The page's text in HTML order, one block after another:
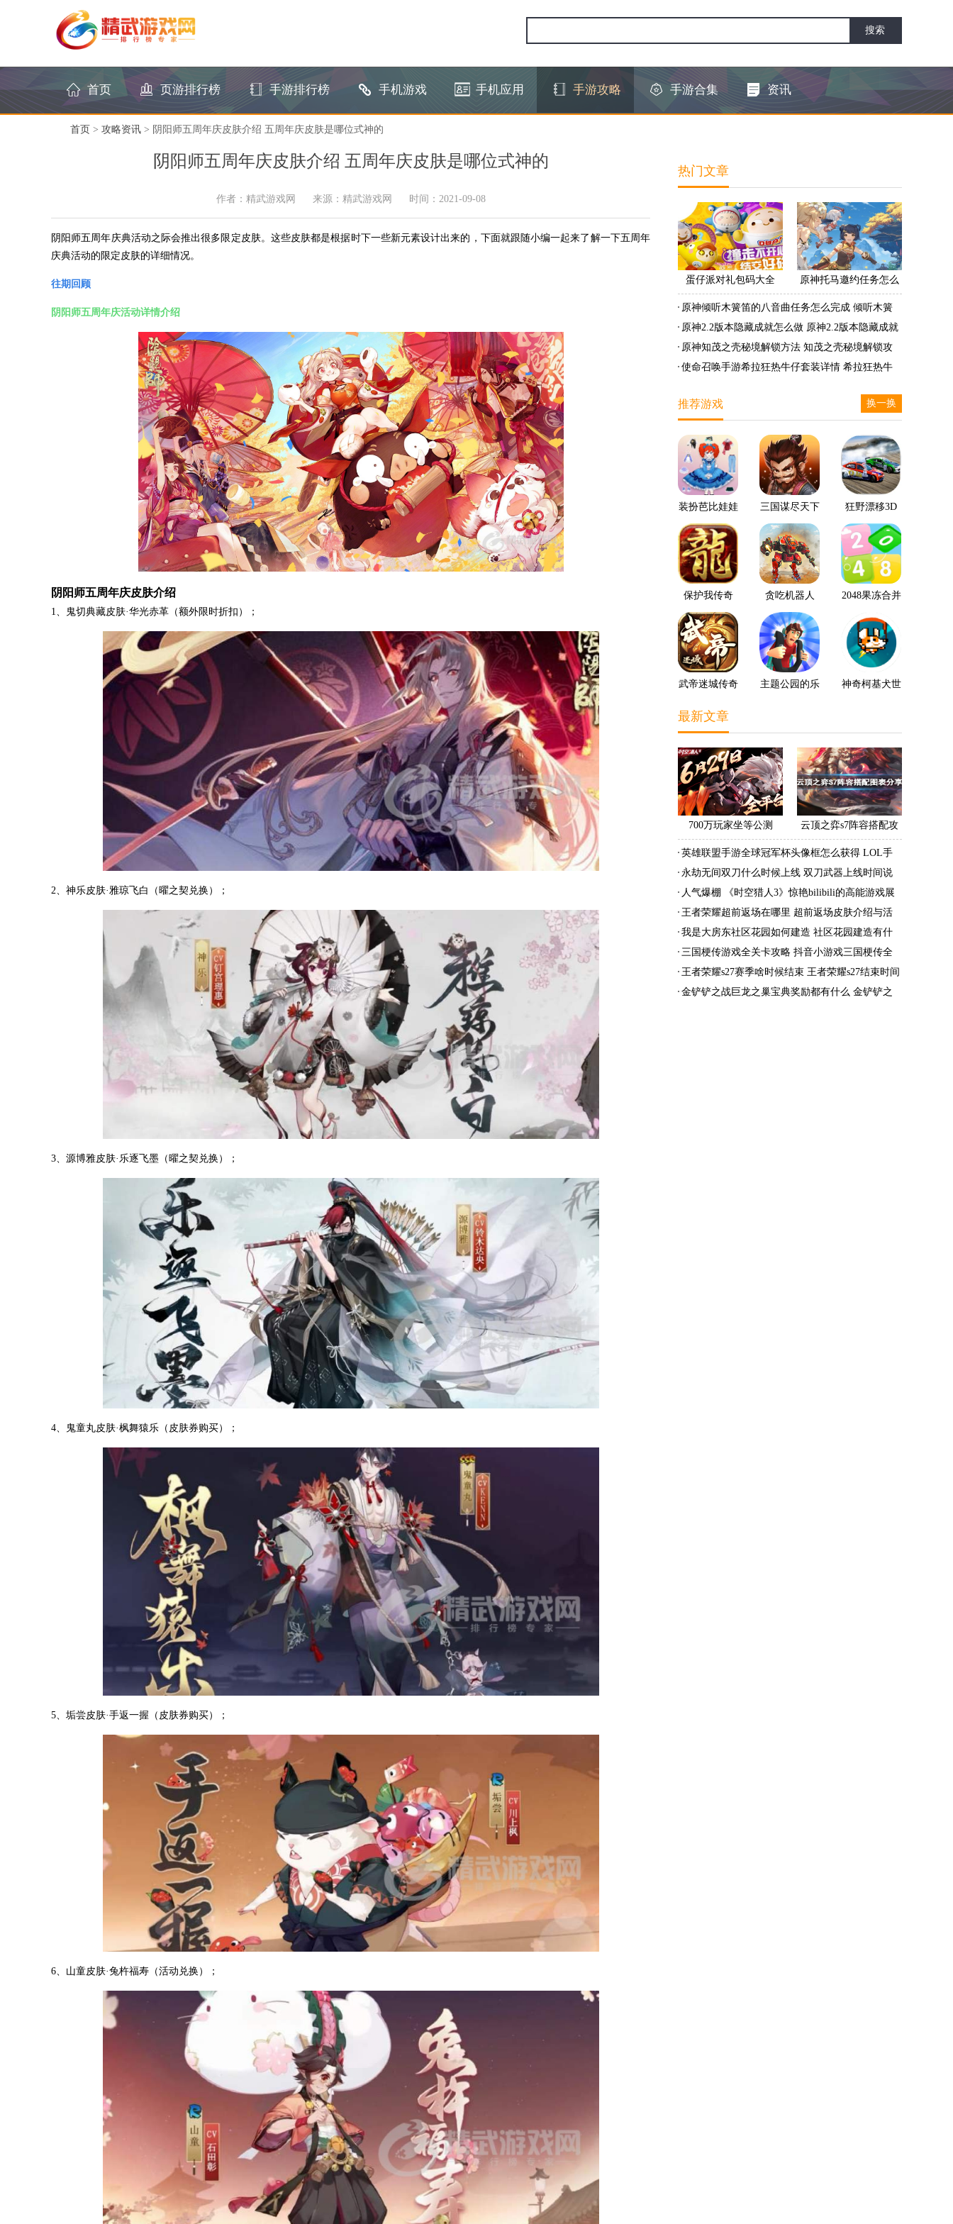
首页 页游排行榜 手游排行榜 手机游戏 手机应用 手游攻略 手游合集 资讯
首页 > 攻略资讯 > 阴阳师五周年庆皮肤介绍 五周年庆皮肤是哪位式神的
阴阳师五周年庆皮肤介绍 五周年庆皮肤是哪位式神的
作者：精武游戏网 来源：精武游戏网 时间：2021-09-08
阴阳师五周年庆典活动之际会推出很多限定皮肤。这些皮肤都是根据时下一些新元素设计出来的，下面就跟随小编一起来了解一下五周年
庆典活动的限定皮肤的详细情况。
往期回顾
阴阳师五周年庆活动详情介绍
阴阳师五周年庆皮肤介绍
1、鬼切典藏皮肤·华光赤革（额外限时折扣）；
2、神乐皮肤·雅琼飞白（曜之契兑换）；
3、源博雅皮肤·乐逐飞墨（曜之契兑换）；
4、鬼童丸皮肤·枫舞猿乐（皮肤券购买）；
5、垢尝皮肤·手返一握（皮肤券购买）；
6、山童皮肤·兔杵福寿（活动兑换）；
热门文章
蛋仔派对礼包码大全
2022 蛋仔派对礼包码怎
么兑换
原神托马邀约任务怎么
做 原神托马邀约任务怎
么完成
原神倾听木簧笛的八音曲任务怎么完成 倾听木簧
笛的八音曲任务攻略
原神2.2版本隐藏成就怎么做 原神2.2版本隐藏成就
有哪些
原神知茂之壳秘境解锁方法 知茂之壳秘境解锁攻
略使命召唤手游希拉狂热牛仔套装详情 希拉狂热牛
推荐游戏 换一换
装扮芭比娃娃 三国谋尽天下 狂野漂移3D
保护我传奇 贪吃机器人 2048果冻合并
武帝迷城传奇
主题公园的乐
神奇柯基犬世
最新文章
700万玩家坐等公测
《时空猎人3》老玩家加
云顶之弈s7阵容搭配攻
略 s7最强阵容搭配组成
大全最新
英雄联盟手游全球冠军杯头像框怎么获得 LOL手
游2022全球冠军杯头像框领取活动
永劫无间双刀什么时候上线 双刀武器上线时间说
明与分享
人气爆棚 《时空猎人3》惊艳bilibili的高能游戏展
发布会
王者荣耀超前返场在哪里 超前返场皮肤介绍与活
动一览
我是大房东社区花园如何建造 社区花园建造有什
么条件
三国梗传游戏全关卡攻略 抖音小游戏三国梗传全
结局一览
王者荣耀s27赛季啥时候结束 王者荣耀s27结束时间
金铲铲之战巨龙之巢宝典奖励都有什么 金铲铲之